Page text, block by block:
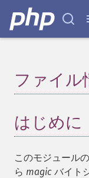
ファイル
はじめに
このモジュール
ら magic バイト